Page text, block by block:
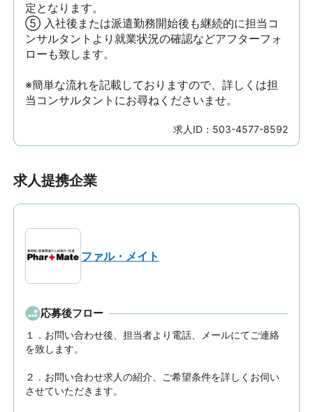
定となります。
⑤ 入社後または派遣勤務開始後も継続的に担当コ
ンサルタントより就業状況の確認などアフターフォ
ローも致します。
※簡単な流れを記載しておりますので、詳しくは担
当コンサルタントにお尋ねくださいませ。
求人ID： 503-4577-8592
求人提携企業
ファル・メイト
応募後フロー
１．お問い合わせ後、担当者より電話、メールにてご連絡
を致します。
２．お問い合わせ求人の紹介、ご希望条件を詳しくお伺い
させていただきます。